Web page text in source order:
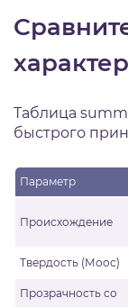
Таблица
быстрого
Параметр
Происхождение
Твердость (Моос)
Прозрачность со